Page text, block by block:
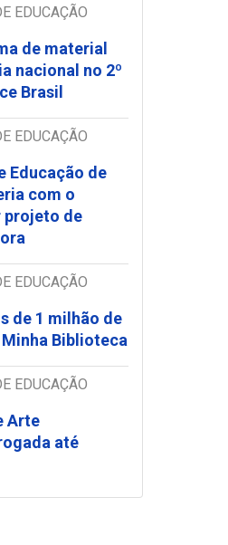
EDUCAÇÃO
de material
nacional no 2º
Brasil
EDUCAÇÃO
Educação de
com o
projeto de
EDUCAÇÃO
de 1 milhão de
Biblioteca
EDUCAÇÃO
Arte
até